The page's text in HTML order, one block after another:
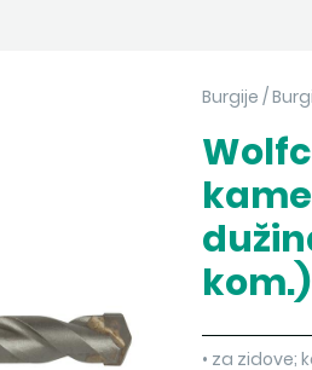
Burgije /
kom.)
• za zidove;